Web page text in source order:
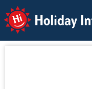
Holiday Info